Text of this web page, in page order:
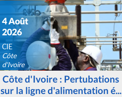
4 Août
2026
CIE
Côte
d'Ivoire
Côte d'Ivoire : Pertubations
sur la ligne d'alimentation é...